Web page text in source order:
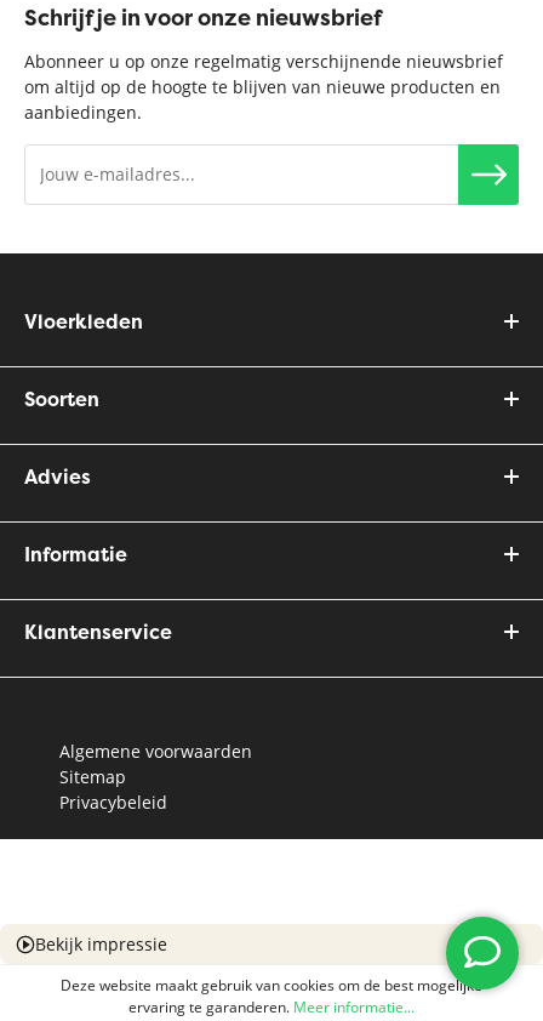
Schrijf je in voor onze nieuwsbrief
Abonneer u op onze regelmatig verschijnende nieuwsbrief
om altijd op de hoogte te blijven van nieuwe producten en
aanbiedingen.
Vloerkleden
Soorten
Advies
Informatie
Klantenservice
Algemene voorwaarden
Sitemap
Privacybeleid
Bekijk impressie
Deze website maakt gebruik van cookies om de best mogelijke
ervaring te garanderen. Meer informatie...